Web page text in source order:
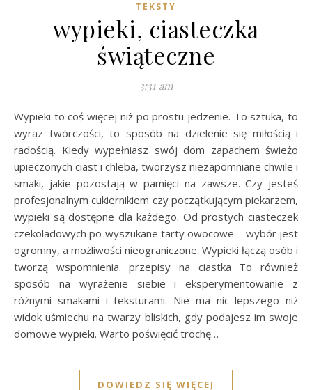
TEKSTY
wypieki, ciasteczka
świąteczne
3:31 am
Wypieki to coś więcej niż po prostu jedzenie. To sztuka, to
wyraz twórczości, to sposób na dzielenie się miłością i
radością. Kiedy wypełniasz swój dom zapachem świeżo
upieczonych ciast i chleba, tworzysz niezapomniane chwile i
smaki, jakie pozostają w pamięci na zawsze. Czy jesteś
profesjonalnym cukiernikiem czy początkującym piekarzem,
wypieki są dostępne dla każdego. Od prostych ciasteczek
czekoladowych po wyszukane tarty owocowe – wybór jest
ogromny, a możliwości nieograniczone. Wypieki łączą osób i
tworzą wspomnienia. przepisy na ciastka To również
sposób na wyrażenie siebie i eksperymentowanie z
różnymi smakami i teksturami. Nie ma nic lepszego niż
widok uśmiechu na twarzy bliskich, gdy podajesz im swoje
domowe wypieki. Warto poświęcić trochę…
DOWIEDZ SIĘ WIĘCEJ